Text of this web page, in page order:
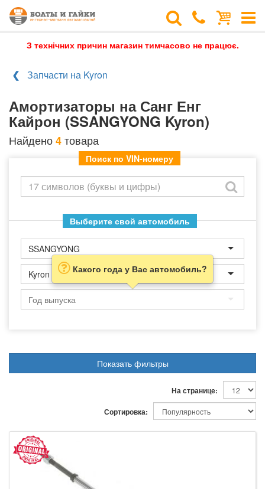
З технічних причин магазин тимчасово не працює.
Запчасти на Kyron
Амортизаторы на Санг Енг
Кайрон (SSANGYONG Kyron)
Найдено4товара
Поиск по VIN-номеру
Выберите свой автомобиль
SSANGYONG
Kyron Какого года у Вас автомобиль?
Показать фильтры
На странице:
Сортировка: